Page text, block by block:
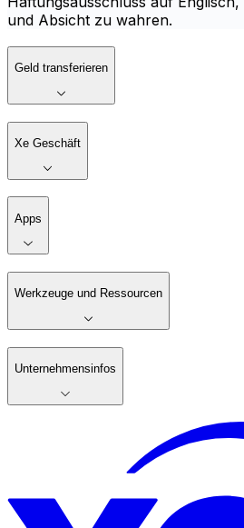
und Absicht zu wahren.
Geld transferieren
Xe Geschäft
Apps
Werkzeuge und Ressourcen
Unternehmensinfos